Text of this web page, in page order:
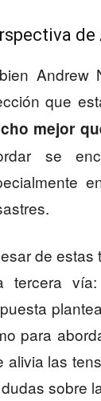
de
Andrew
que
mejor
se
de estas
tercera
para
alivia las
sobre